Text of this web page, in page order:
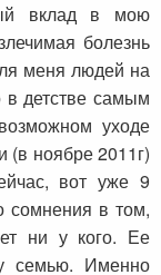
вклад в мою
болезнь
меня людей на
в детстве самым
уходе
(в ноябре 2011г)
вот уже 9
сомнения в том,
ни у кого. Ее
семью. Именно